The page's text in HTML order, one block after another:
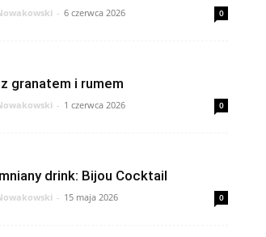
- 6 czerwca 2026 0
granatem i rumem
- 1 czerwca 2026 0
drink: Bijou Cocktail
- 15 maja 2026 0